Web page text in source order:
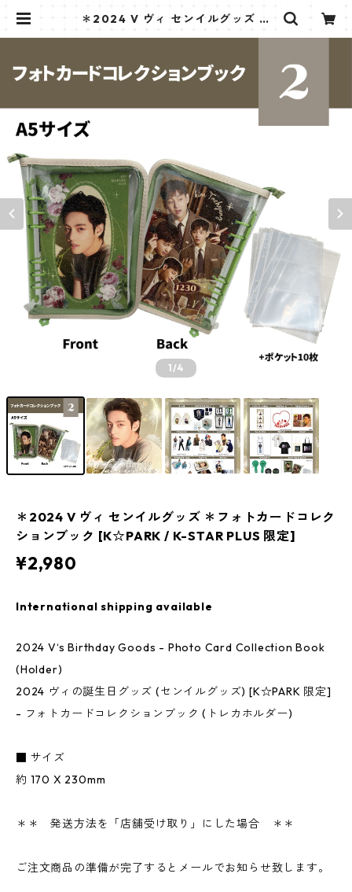
＊2024 V ヴィ センイルグッズ ＊
1/4
＊2024 V ヴィ センイルグッズ ＊フォトカードコレク
ションブック [K☆PARK / K-STAR PLUS 限定]
¥2,980
International shipping available
2024 V‘s Birthday Goods - Photo Card Collection Book
(Holder)
2024 ヴィの誕生日グッズ (センイルグッズ) [K☆PARK 限定]
- フォトカードコレクションブック (トレカホルダー)
■ サイズ
約 170 X 230mm
＊＊ 発送方法を「店舗受け取り」にした場合 ＊＊
ご注文商品の準備が完了するとメールでお知らせ致します。